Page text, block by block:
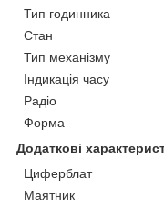
Тип годинника
Стан
Тип механізму
Індикація часу
Радіо
Форма
Додаткові
Циферблат
Маятник